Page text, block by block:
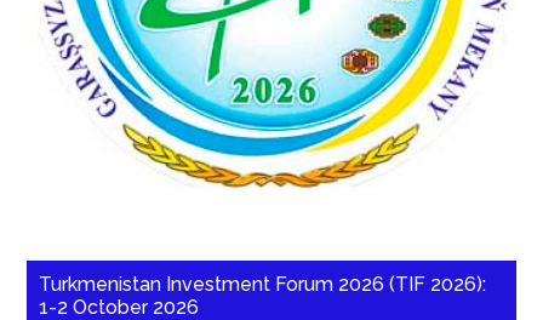
Turkmenistan Investment Forum 2026 (TIF 2026):
1-2 October 2026